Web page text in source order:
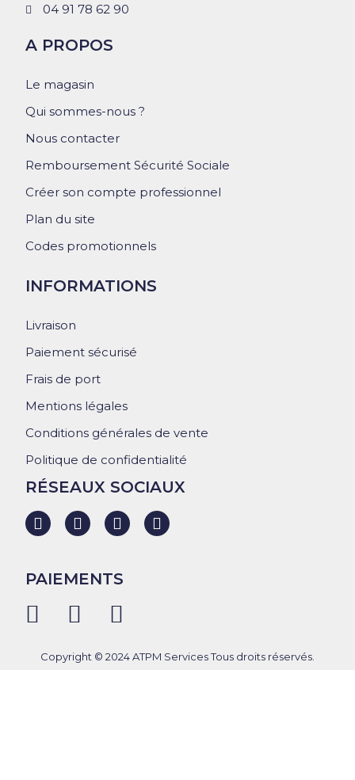
04 91 78 62 90
A PROPOS
Le magasin
Qui sommes-nous ?
Nous contacter
Remboursement Sécurité Sociale
Créer son compte professionnel
Plan du site
Codes promotionnels
INFORMATIONS
Livraison
Paiement sécurisé
Frais de port
Mentions légales
Conditions générales de vente
Politique de confidentialité
RÉSEAUX SOCIAUX
PAIEMENTS
Copyright © 2024 ATPM Services Tous droits réservés.